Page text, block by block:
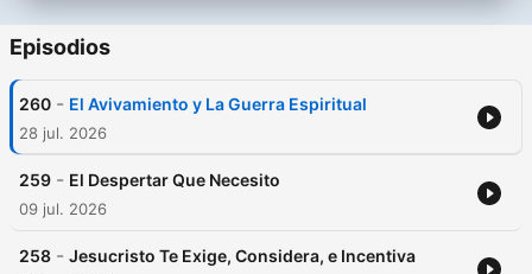
Episodios
260 - El Avivamiento y La Guerra Espiritual
28 jul. 2026
259 - El Despertar Que Necesito
09 jul. 2026
258 - Jesucristo Te Exige, Considera, e Incentiva